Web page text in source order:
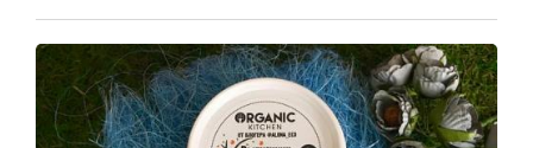
попробовать этот пилинг,НО для моей кожи он
слишком ядрёный.Кожа у меня
тонкая,чувствительная.Даже если я наношу
пилинг на 3 минуты,то опухаю и краснею,как
помидор.и кожа отходит от этого состояния